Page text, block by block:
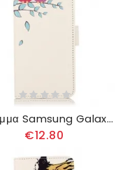
Κάλυμμα Samsung Galaxy A13 5G Δυο Κουκουβάγιες Στο Δέντρο
€12.80